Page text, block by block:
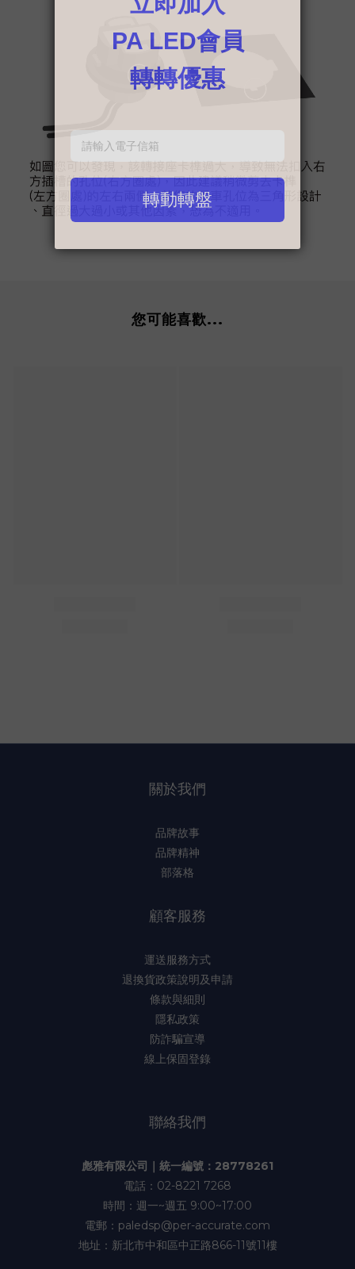
您可能喜歡...
關於我們
品牌故事
品牌精神
部落格
顧客服務
運送服務方式
退換貨政策說明及申請
條款與細則
隱私政策
防詐騙宣導
線上保固登錄
聯絡我們
彪雅有限公司｜統一編號：28778261
電話：02-8221 7268
時間：週一~週五 9:00~17:00
電郵：paledsp@per-accurate.com
地址：新北市中和區中正路866-11號11樓